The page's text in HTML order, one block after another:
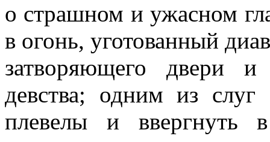
о страшном и ужасном
в огонь, уготованный
затворяющего двери
девства; одним из слуг
плевелы и